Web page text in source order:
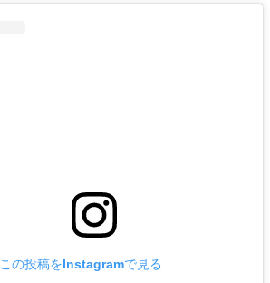
この投稿をInstagramで見る